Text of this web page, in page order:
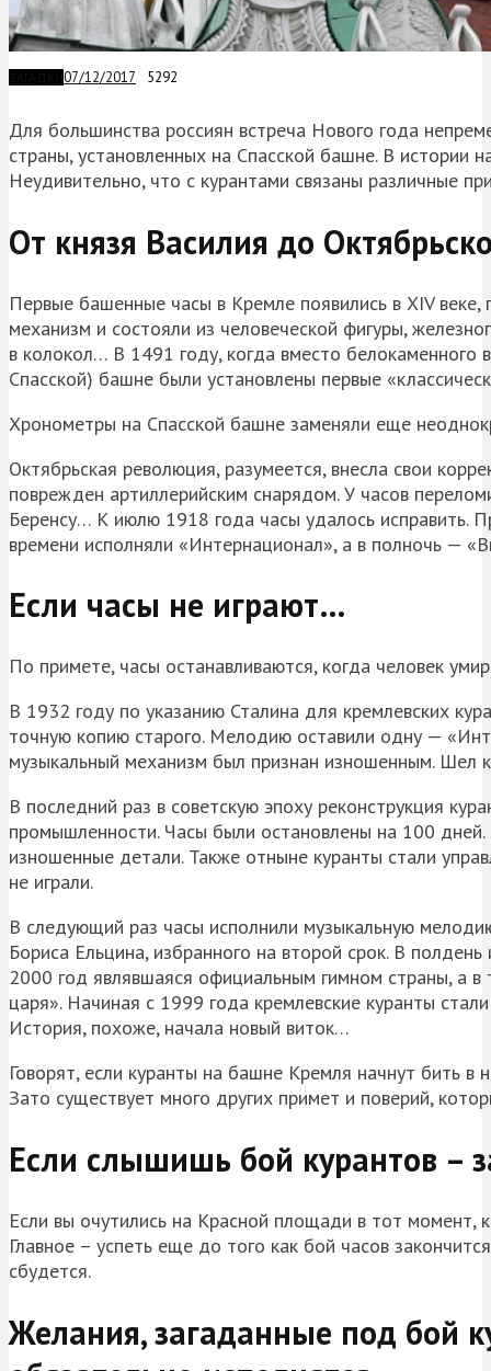
07/12/2017 5292
Для большинства россиян встреча Нового года
страны, установленных на Спасской башне. В истории
Неудивительно, что с курантами связаны различные
От князя Василия до
Первые башенные часы в Кремле появились в XIV
механизм и состояли из человеческой фигуры,
в колокол… В 1491 году, когда вместо белокаменного
Спасской) башне были установлены первые
Хронометры на Спасской башне заменяли еще
Октябрьская революция, разумеется, внесла свои
поврежден артиллерийским снарядом. У часов
Беренсу… К июлю 1918 года часы удалось исправить.
времени исполняли «Интернационал», а в полночь —
Если часы не играют…
По примете, часы останавливаются, когда человек
В 1932 году по указанию Сталина для кремлевских
точную копию старого. Мелодию оставили одну —
музыкальный механизм был признан изношенным. Шел
В последний раз в советскую эпоху реконструкция
промышленности. Часы были остановлены на 100
изношенные детали. Также отныне куранты стали
не играли.
В следующий раз часы исполнили музыкальную
Бориса Ельцина, избранного на второй срок. В
2000 год являвшаяся официальным гимном страны, а
царя». Начиная с 1999 года кремлевские куранты
История, похоже, начала новый виток…
Говорят, если куранты на башне Кремля начнут бить
Зато существует много других примет и поверий,
Если слышишь бой курантов –
Если вы очутились на Красной площади в тот момент,
Главное – успеть еще до того как бой часов
сбудется.
Желания, загаданные под бой